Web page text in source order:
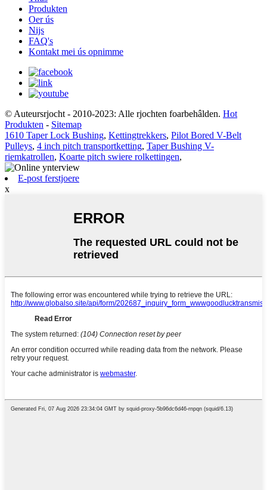
Produkten
Oer ús
Nijs
FAQ's
Kontakt mei ús opnimme
© Auteursrjocht - 2010-2023: Alle rjochten foarbehâlden. Hot
Produkten - Sitemap
1610 Taper Lock Bushing, Kettingtrekkers, Pilot Bored V-Belt
Pulleys, 4 inch pitch transportketting, Taper Bushing V-
riemkatrollen, Koarte pitch swiere rolkettingen,
E-post ferstjoere
x